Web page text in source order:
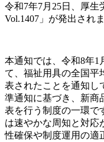
令和7年7月25日、厚生
Vol.1407」が発出されま
本通知では、令和8年1
て、福祉用具の全国平
表されたことを通知し
準通知に基づき、新商
表を行う制度の一環で
は速やかな周知と対応
性確保や制度運用の適